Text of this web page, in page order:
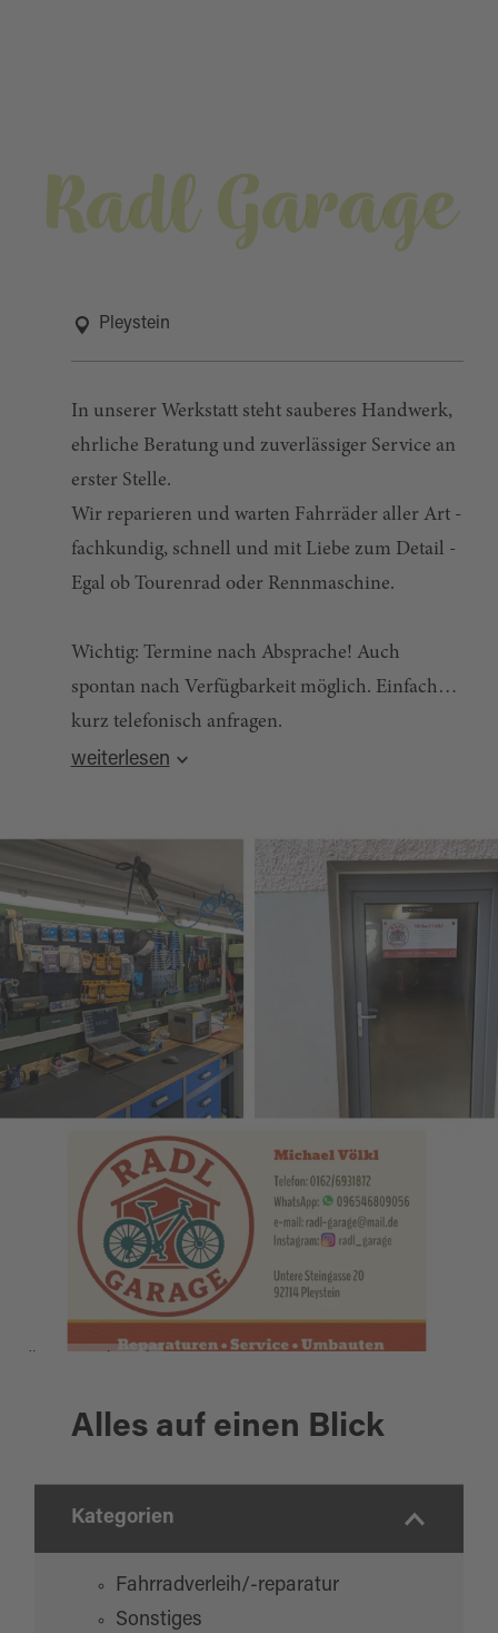
Radl Garage
Pleystein
In unserer Werkstatt steht sauberes Handwerk,
ehrliche Beratung und zuverlässiger Service an
erster Stelle.
Wir reparieren und warten Fahrräder aller Art -
fachkundig, schnell und mit Liebe zum Detail -
Egal ob Tourenrad oder Rennmaschine.
Wichtig: Termine nach Absprache! Auch
spontan nach Verfügbarkeit möglich. Einfach
kurz telefonisch anfragen.
Partner: Jobrad, Lease a Bike, Rad im Dienst, Mein- Dienstrad.de,
Partner
Quelle:destination.one , zuletzt geändert am 22.04.2026
weiterlesen
Alles auf einen Blick
Kategorien
Fahrradverleih/-reparatur
Sonstiges